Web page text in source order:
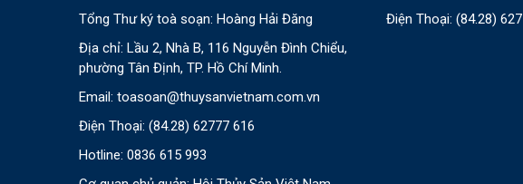
Tổng Thư ký toà soạn: Hoàng Hải Đăng
Địa chỉ: Lầu 2, Nhà B, 116 Nguyễn Đình Chiểu,
phường Tân Định, TP. Hồ Chí Minh.
Email: toasoan@thuysanvietnam.com.vn
Điện Thoại: (84.28) 62777 616
Hotline: 0836 615 993
Điện Thoại: (84.28)